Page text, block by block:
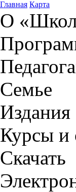
Главная Карта
О
Семье
Издания
Курсы и
Скачать